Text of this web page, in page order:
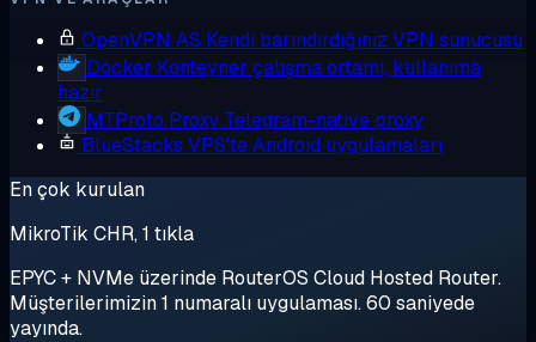
OpenVPN AS Kendi barındırdığınız VPN sunucusu
Docker Konteyner çalışma ortamı, kullanıma
hazır
MTProto Proxy Telegram-native proxy
BlueStacks VPS'te Android uygulamaları
En çok kurulan
MikroTik CHR, 1 tıkla
EPYC + NVMe üzerinde RouterOS Cloud Hosted Router.
Müşterilerimizin 1 numaralı uygulaması. 60 saniyede
yayında.